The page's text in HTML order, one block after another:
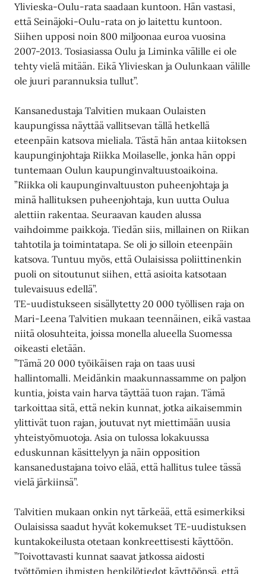
Ylivieska-Oulu-rata saadaan kuntoon. Hän vastasi,
että Seinäjoki-Oulu-rata on jo laitettu kuntoon.
Siihen upposi noin 800 miljoonaa euroa vuosina
2007-2013. Tosiasiassa Oulu ja Liminka välille ei ole
tehty vielä mitään. Eikä Ylivieskan ja Oulunkaan välille
ole juuri parannuksia tullut”.
Kansanedustaja Talvitien mukaan Oulaisten
kaupungissa näyttää vallitsevan tällä hetkellä
eteenpäin katsova mieliala. Tästä hän antaa kiitoksen
kaupunginjohtaja Riikka Moilaselle, jonka hän oppi
tuntemaan Oulun kaupunginvaltuustoaikoina.
”Riikka oli kaupunginvaltuuston puheenjohtaja ja
minä hallituksen puheenjohtaja, kun uutta Oulua
alettiin rakentaa. Seuraavan kauden alussa
vaihdoimme paikkoja. Tiedän siis, millainen on Riikan
tahtotila ja toimintatapa. Se oli jo silloin eteenpäin
katsova. Tuntuu myös, että Oulaisissa poliittinenkin
puoli on sitoutunut siihen, että asioita katsotaan
tulevaisuus edellä”.
TE-uudistukseen sisällytetty 20 000 työllisen raja on
Mari-Leena Talvitien mukaan teennäinen, eikä vastaa
niitä olosuhteita, joissa monella alueella Suomessa
oikeasti eletään.
”Tämä 20 000 työikäisen raja on taas uusi
hallintomalli. Meidänkin maakunnassamme on paljon
kuntia, joista vain harva täyttää tuon rajan. Tämä
tarkoittaa sitä, että nekin kunnat, jotka aikaisemmin
ylittivät tuon rajan, joutuvat nyt miettimään uusia
yhteistyömuotoja. Asia on tulossa lokakuussa
eduskunnan käsittelyyn ja näin opposition
kansanedustajana toivo elää, että hallitus tulee tässä
vielä järkiinsä”.
Talvitien mukaan onkin nyt tärkeää, että esimerkiksi
Oulaisissa saadut hyvät kokemukset TE-uudistuksen
kuntakokeilusta otetaan konkreettisesti käyttöön.
”Toivottavasti kunnat saavat jatkossa aidosti
työttömien ihmisten henkilötiedot käyttöönsä, että